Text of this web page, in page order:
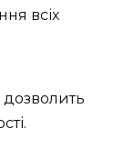
всіх
дозволить